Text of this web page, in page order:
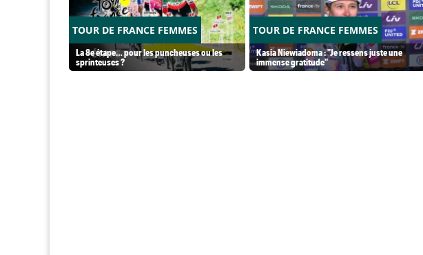
TOUR DE FRANCE FEMMES
La 8e étape… pour les puncheuses ou les
sprinteuses ?
TOUR DE FRANCE FEMMES
Kasia Niewiadoma : "Je ressens juste une
immense gratitude"